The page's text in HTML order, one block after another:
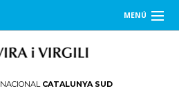
MENÚ
CATALUNYA SUD